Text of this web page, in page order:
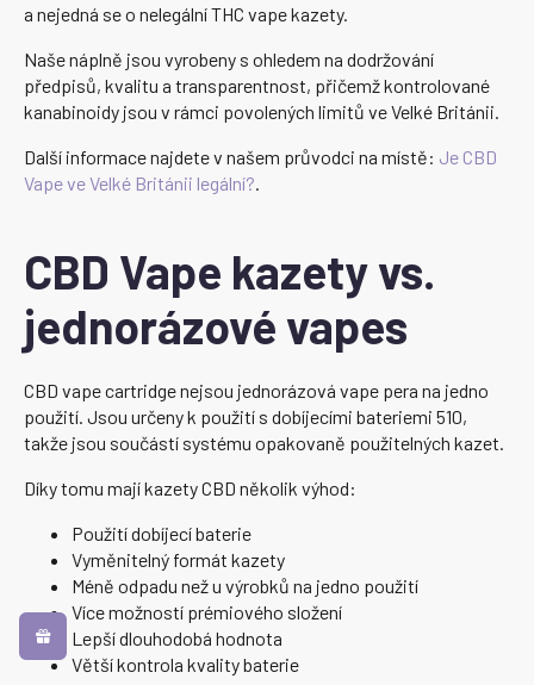
a nejedná se o nelegální THC vape kazety.
Naše náplně jsou vyrobeny s ohledem na dodržování
předpisů, kvalitu a transparentnost, přičemž kontrolované
kanabinoidy jsou v rámci povolených limitů ve Velké Británii.
Další informace najdete v našem průvodci na místě: Je CBD
Vape ve Velké Británii legální?.
CBD Vape kazety vs.
jednorázové vapes
CBD vape cartridge nejsou jednorázová vape pera na jedno
použití. Jsou určeny k použití s dobíjecími bateriemi 510,
takže jsou součástí systému opakovaně použitelných kazet.
Díky tomu mají kazety CBD několik výhod:
Použití dobíjecí baterie
Vyměnitelný formát kazety
Méně odpadu než u výrobků na jedno použití
Více možností prémiového složení
Lepší dlouhodobá hodnota
Větší kontrola kvality baterie